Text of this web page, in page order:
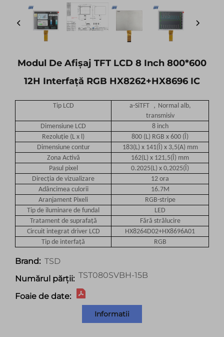
Modul De Afișaj TFT LCD 8 Inch 800*600
12H Interfață RGB HX8262+HX8696 IC
Tip LCD a-SiTFT ， Normal alb,
transmisiv
Dimensiune LCD
8 inch
Rezoluție (L x l)
800 (L) RGB x 600 (Î)
Dimensiune contur
183(L) x 141(Î) x 3,5(A) mm
Zona Activă
162(L) x 121,5(Î) mm
Pasul pixel
0.2025(L) x 0,2025(Î)
Direcția de vizualizare
12 ora
Adâncimea culorii
16.7M
Aranjament Pixeli
RGB-stripe
Tip de iluminare de fundal
LED
Tratament de suprafață
Fără strălucire
Circuit integrat driver LCD
HX8264D02+HX8696A01
Tip de interfață
RGB
Brand: TSD
Numărul părții: TST080SVBH-15B
Foaie de date:
Informatii